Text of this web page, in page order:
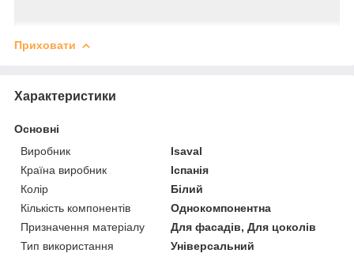
Приховати
Характеристики
Основні
Виробник
Isaval
Країна виробник
Іспанія
Колір
Білий
Кількість компонентів
Однокомпонентна
Призначення матеріалу
Для фасадів, Для цоколів
Тип використання
Універсальний